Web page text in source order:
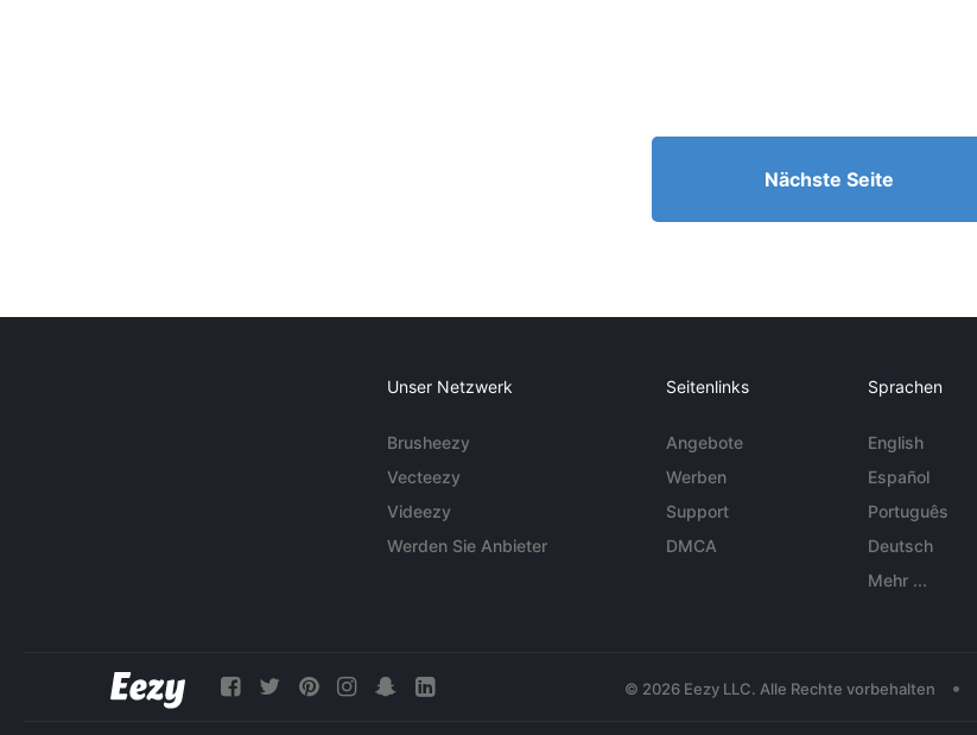
Nächste Seite
Unser Netzwerk
Brusheezy
Vecteezy
Videezy
Werden Sie Anbieter
Seitenlinks
Angebote
Werben
Support
DMCA
Sprachen
English
Español
Português
Deutsch
Mehr ...
© 2026 Eezy LLC. Alle Rechte vorbehalten •